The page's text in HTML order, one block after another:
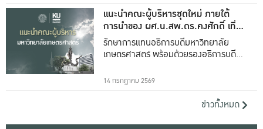
แนะนำคณะผู้บริหารชุดใหม่ ภายใต้
การนำของ ผศ.น.สพ.ดร.คงศักดิ์ เที่ยง
ธรรม
รักษาการแทนอธิการบดีมหาวิทยาลัย
เกษตรศาสตร์ พร้อมด้วยรองอธิการบดีทั้ง
14 กรกฎาคม 2569
ข่าวทั้งหมด